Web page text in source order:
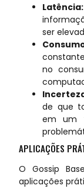
Latência:
ser
no
de que
em um
APLICAÇÕES
O Gossip
aplicações